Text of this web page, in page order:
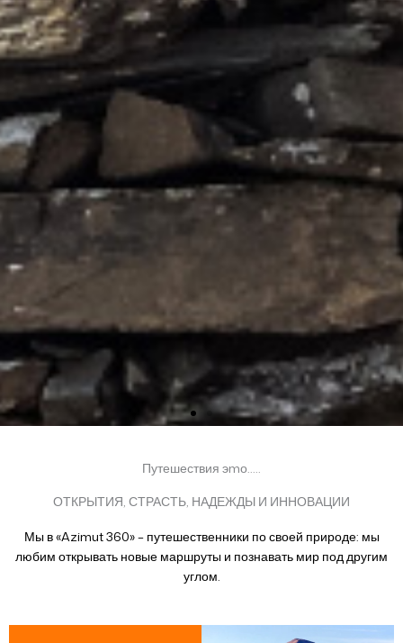
Путешествия эmо.....
ОТКРЫТИЯ, СТРАСТЬ, НАДЕЖДЫ И ИННОВАЦИИ
Мы в «Azimut 360» – путешественники по своей природе: мы
любим открывать новые маршруты и познавать мир под другим
углом.